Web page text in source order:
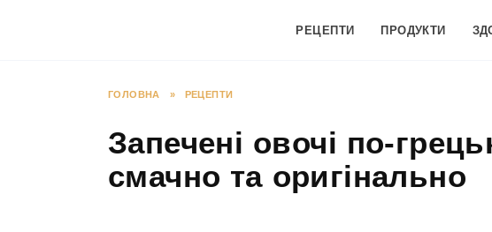
РЕЦЕПТИ ПРОДУКТИ
ГОЛОВНА » РЕЦЕПТИ
Запечені овочі по-
смачно та оригінально